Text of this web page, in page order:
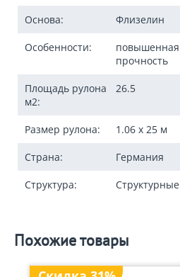
Основа: Флизелин
Особенности:
повышенная
прочность
Площадь рулона
м2:
26.5
Размер рулона: 1.06 x 25 м
Страна: Германия
Структура: Структурные
Похожие товары